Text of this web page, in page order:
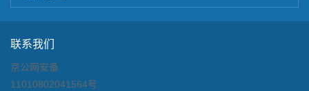
联系我们
京公网安备
11010802041564号